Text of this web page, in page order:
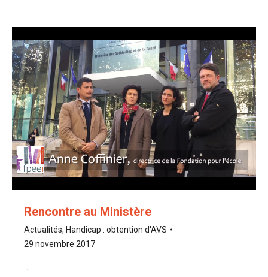
Rencontre au Ministère
Actualités, Handicap : obtention d'AVS
29 novembre 2017
…